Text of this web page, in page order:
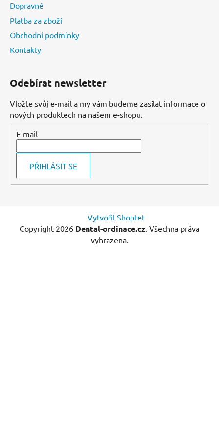
Dopravné
Platba za zboží
Obchodní podmínky
Kontakty
Odebírat newsletter
Vložte svůj e-mail a my vám budeme zasílat informace o
nových produktech na našem e-shopu.
E-mail
PŘIHLÁSIT SE
Vytvořil Shoptet
Copyright 2026 Dental-ordinace.cz . Všechna práva
vyhrazena.